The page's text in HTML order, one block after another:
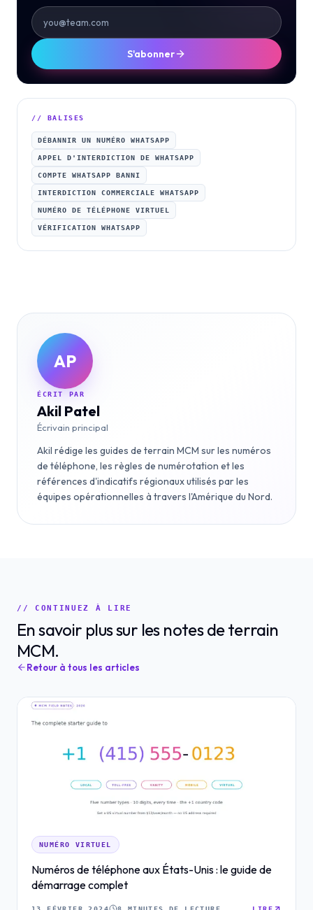
S'abonner
// BALISES
DÉBANNIR UN NUMÉRO WHATSAPP
APPEL D'INTERDICTION DE WHATSAPP
COMPTE WHATSAPP BANNI
INTERDICTION COMMERCIALE WHATSAPP
NUMÉRO DE TÉLÉPHONE VIRTUEL
VÉRIFICATION WHATSAPP
AP
ÉCRIT PAR
Akil Patel
Écrivain principal
Akil rédige les guides de terrain MCM sur les numéros
de téléphone, les règles de numérotation et les
références d'indicatifs régionaux utilisés par les
équipes opérationnelles à travers l'Amérique du Nord.
// CONTINUEZ À LIRE
En savoir plus sur les notes de terrain
MCM.
Retour à tous les articles
NUMÉRO VIRTUEL
Numéros de téléphone aux États-Unis : le guide de
démarrage complet